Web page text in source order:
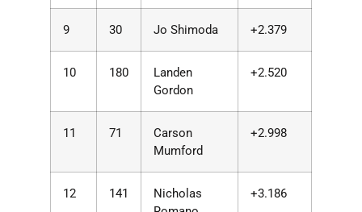
9 30 Jo Shimoda +2.379
10 180
Landen
Gordon
+2.520
11 71
Carson
Mumford
+2.998
12 141
Nicholas
+3.186